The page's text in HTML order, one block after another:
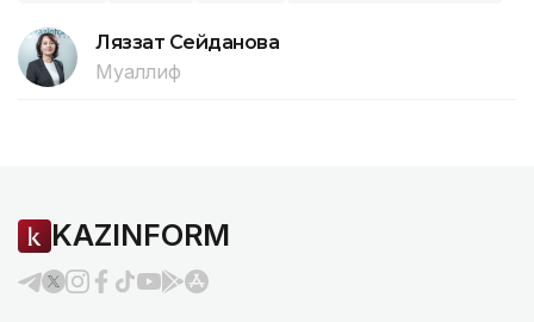
Ляззат Сейданова
Муаллиф
KAZINFORM